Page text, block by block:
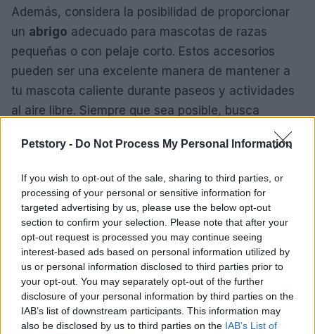
Petstory - Do Not Process My Personal Information
If you wish to opt-out of the sale, sharing to third parties, or
processing of your personal or sensitive information for
targeted advertising by us, please use the below opt-out
section to confirm your selection. Please note that after your
opt-out request is processed you may continue seeing
interest-based ads based on personal information utilized by
us or personal information disclosed to third parties prior to
your opt-out. You may separately opt-out of the further
disclosure of your personal information by third parties on the
IAB’s list of downstream participants. This information may
also be disclosed by us to third parties on the IAB’s List of
Además, considera la posibilidad de proporcionar
un abrigo adecuado para mascotas de razas
pequeñas o con pelaje corto. Estos accesorios
pueden ser una excelente manera de mantener a
tu mascota caliente durante paseos y actividades
al aire libre. Siempre que sea posible, busca
productos que sean cómodos y estén diseñados
específicamente para la anatomía de tu mascota.
El invierno no tiene por qué ser un desafío cuando
se trata de cuidar a nuestros amigos peludos. Al
implementar cambios en la alimentación,
proporcionar un refugio adecuado y tomar
precauciones adicionales, puedes garantizar que
tus mascotas se mantengan saludables y felices
durante esta temporada fría.